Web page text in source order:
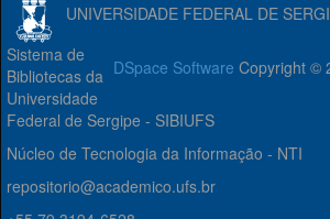
UNIVERSIDADE FEDERAL DE
DSpace Software Copyright ©
Sistema de
Bibliotecas da
Universidade
Federal de Sergipe - SIBIUFS
Núcleo de Tecnologia da Informação - NTI
repositorio@academico.ufs.br